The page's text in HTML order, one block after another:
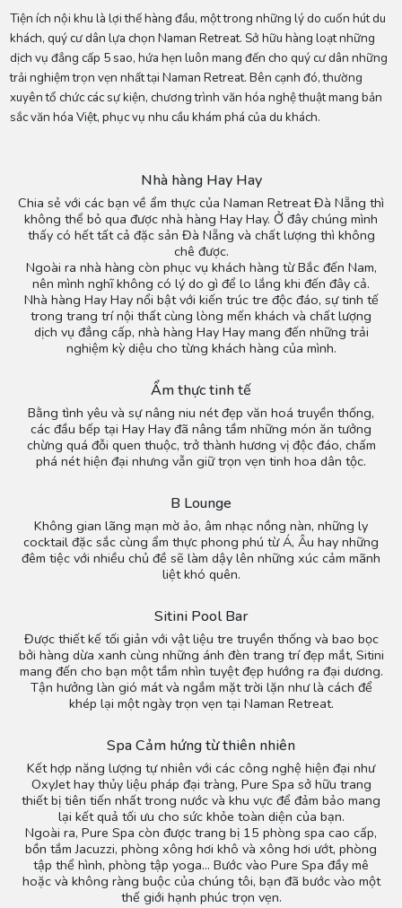
Tiện ích nội khu là lợi thế hàng đầu, một trong những lý do cuốn hút du
khách, quý cư dân lựa chọn Naman Retreat. Sở hữu hàng loạt những
dịch vụ đẳng cấp 5 sao, hứa hẹn luôn mang đến cho quý cư dân những
trải nghiệm trọn vẹn nhất tại Naman Retreat. Bên cạnh đó, thường
xuyên tổ chức các sự kiện, chương trình văn hóa nghệ thuật mang bản
sắc văn hóa Việt, phục vụ nhu cầu khám phá của du khách.
Nhà hàng Hay Hay
Chia sẻ với các bạn về ẩm thực của Naman Retreat Đà Nẵng thì
không thể bỏ qua được nhà hàng Hay Hay. Ở đây chúng mình
thấy có hết tất cả đặc sản Đà Nẵng và chất lượng thì không
chê được.
Ngoài ra nhà hàng còn phục vụ khách hàng từ Bắc đến Nam,
nên mình nghĩ không có lý do gì để lo lắng khi đến đây cả.
Nhà hàng Hay Hay nổi bật với kiến trúc tre độc đáo, sự tinh tế
trong trang trí nội thất cùng lòng mến khách và chất lượng
dịch vụ đẳng cấp, nhà hàng Hay Hay mang đến những trải
nghiệm kỳ diệu cho từng khách hàng của mình.
Ẩm thực tinh tế
Bằng tình yêu và sự nâng niu nét đẹp văn hoá truyền thống,
các đầu bếp tại Hay Hay đã nâng tầm những món ăn tưởng
chừng quá đỗi quen thuộc, trở thành hương vị độc đáo, chấm
phá nét hiện đại nhưng vẫn giữ trọn vẹn tinh hoa dân tộc.
B Lounge
Không gian lãng mạn mờ ảo, âm nhạc nồng nàn, những ly
cocktail đặc sắc cùng ẩm thực phong phú từ Á, Âu hay những
đêm tiệc với nhiều chủ đề sẽ làm dậy lên những xúc cảm mãnh
liệt khó quên.
Sitini Pool Bar
Được thiết kế tối giản với vật liệu tre truyền thống và bao bọc
bởi hàng dừa xanh cùng những ánh đèn trang trí đẹp mắt, Sitini
mang đến cho bạn một tầm nhìn tuyệt đẹp hướng ra đại dương.
Tận hưởng làn gió mát và ngắm mặt trời lặn như là cách để
khép lại một ngày trọn vẹn tại Naman Retreat.
Spa Cảm hứng từ thiên nhiên
Kết hợp năng lượng tự nhiên với các công nghệ hiện đại như
OxyJet hay thủy liệu pháp đại tràng, Pure Spa sở hữu trang
thiết bị tiên tiến nhất trong nước và khu vực để đảm bảo mang
lại kết quả tối ưu cho sức khỏe toàn diện của bạn.
Ngoài ra, Pure Spa còn được trang bị 15 phòng spa cao cấp,
bồn tắm Jacuzzi, phòng xông hơi khô và xông hơi ướt, phòng
tập thể hình, phòng tập yoga… Bước vào Pure Spa đầy mê
hoặc và không ràng buộc của chúng tôi, bạn đã bước vào một
thế giới hạnh phúc trọn vẹn.